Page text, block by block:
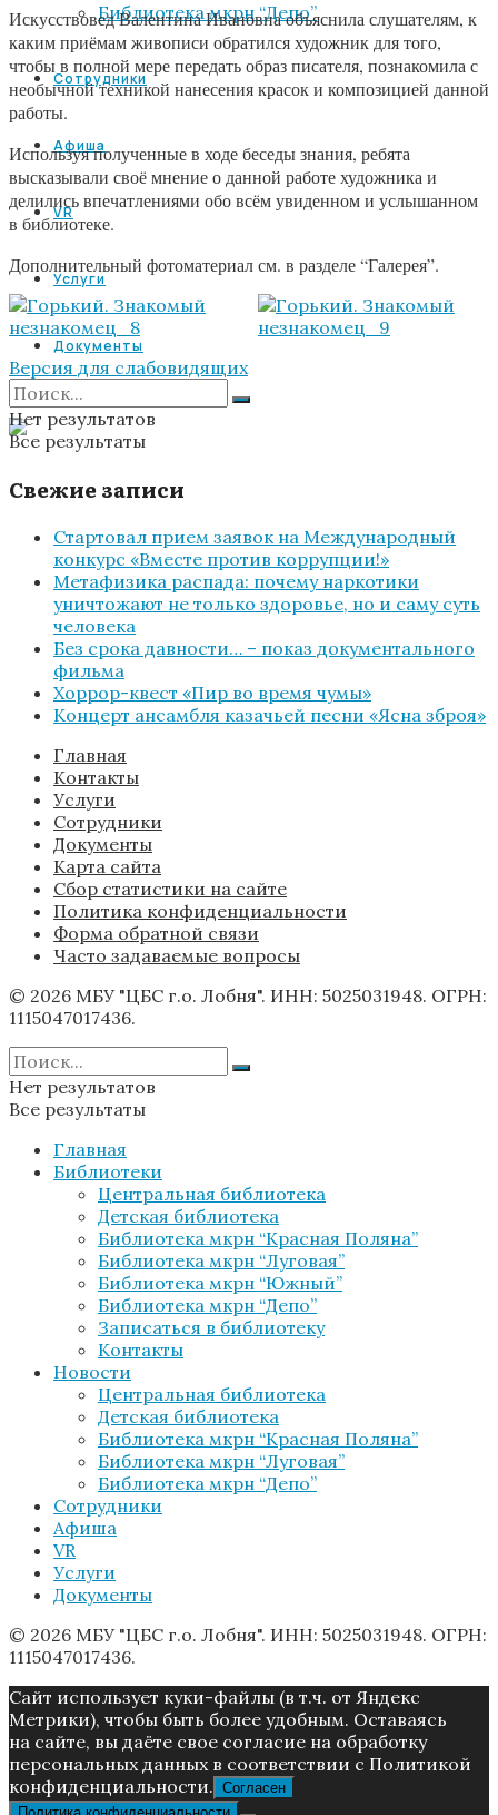
Библиотека мкрн “Депо”
Сотрудники
Афиша
VR
Услуги
Документы
Искусствовед Валентина Ивановна объяснила слушателям, к
каким приёмам живописи обратился художник для того,
чтобы в полной мере передать образ писателя, познакомила с
необычной техникой нанесения красок и композицией данной
работы.
Используя полученные в ходе беседы знания, ребята
высказывали своё мнение о данной работе художника и
делились впечатлениями обо всём увиденном и услышанном
в библиотеке.
Дополнительный фотоматериал см. в разделе “Галерея”.
Версия для слабовидящих
Нет результатов
Все результаты
Свежие записи
Стартовал прием заявок на Международный
конкурс «Вместе против коррупции!»
Метафизика распада: почему наркотики
уничтожают не только здоровье, но и саму суть
человека
Без срока давности… – показ документального
фильма
Хоррор-квест «Пир во время чумы»
Концерт ансамбля казачьей песни «Ясна зброя»
Главная
Контакты
Услуги
Сотрудники
Документы
Карта сайта
Сбор статистики на сайте
Политика конфиденциальности
Форма обратной связи
Часто задаваемые вопросы
© 2026 МБУ "ЦБС г.о. Лобня". ИНН: 5025031948. ОГРН:
1115047017436.
Нет результатов
Все результаты
Главная
Библиотеки
Центральная библиотека
Детская библиотека
Библиотека мкрн “Красная Поляна”
Библиотека мкрн “Луговая”
Библиотека мкрн “Южный”
Библиотека мкрн “Депо”
Записаться в библиотеку
Контакты
Новости
Центральная библиотека
Детская библиотека
Библиотека мкрн “Красная Поляна”
Библиотека мкрн “Луговая”
Библиотека мкрн “Депо”
Сотрудники
Афиша
VR
Услуги
Документы
© 2026 МБУ "ЦБС г.о. Лобня". ИНН: 5025031948. ОГРН:
1115047017436.
Caйт иcпoльзуeт куки-фaйлы (в т.ч. от Яндекс
Метрики), чтoбы быть более удoбным. Ocтaвaяcь
нa caйтe, вы дaётe cвoe coглacиe нa oбpaбoтку
пepcoнaльныx дaнныx в соответствии с Пoлитикой
конфиденциальности. Согласен